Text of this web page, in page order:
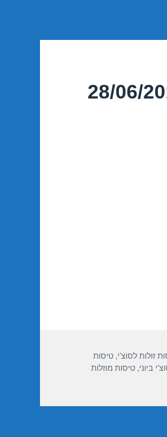
זולות לסוצ'י,טיסות
ביוני,טיסות מוזלות